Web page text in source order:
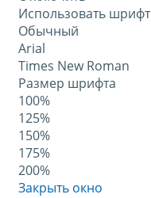
Использовать шрифт
Обычный
Arial
Times New Roman
Размер шрифта
100%
125%
150%
175%
200%
Закрыть окно